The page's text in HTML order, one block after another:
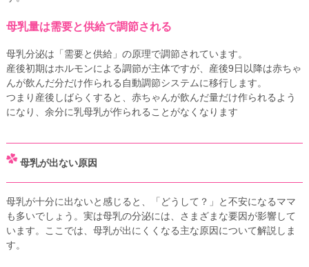
母乳量は需要と供給で調節される
母乳分泌は「需要と供給」の原理で調節されています。
産後初期はホルモンによる調節が主体ですが、産後9日以降は赤ちゃ
んが飲んだ分だけ作られる自動調節システムに移行します。
つまり産後しばらくすると、赤ちゃんが飲んだ量だけ作られるよう
になり、余分に乳母乳が作られることがなくなります
母乳が出ない原因
母乳が十分に出ないと感じると、「どうして？」と不安になるママ
も多いでしょう。実は母乳の分泌には、さまざまな要因が影響して
います。ここでは、母乳が出にくくなる主な原因について解説しま
す。